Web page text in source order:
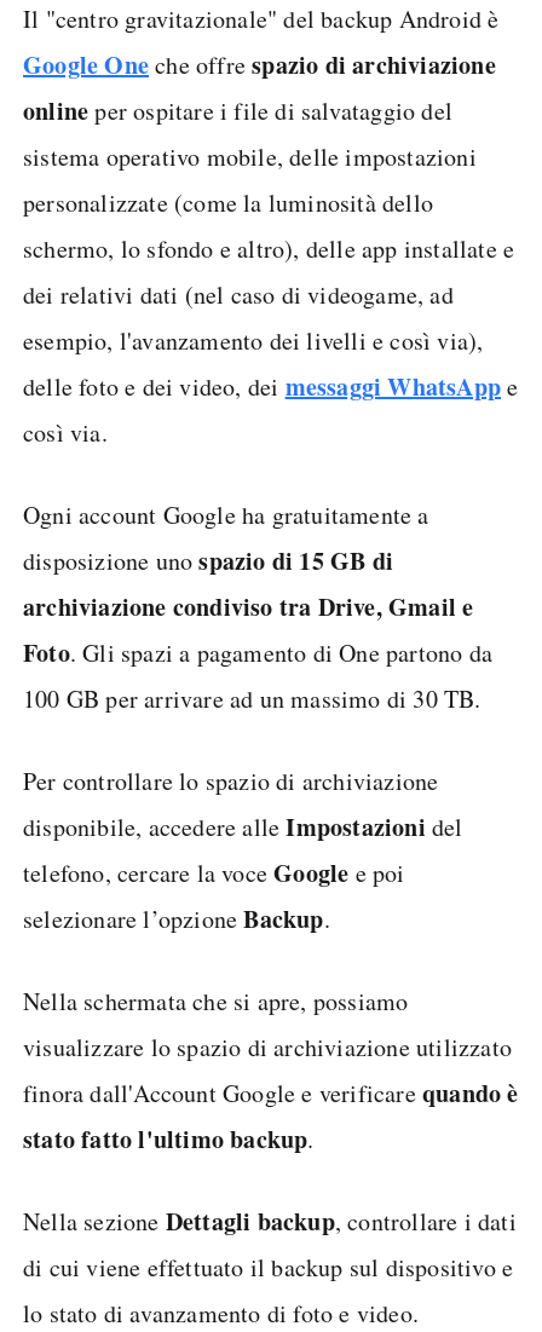
Il "centro gravitazionale" del backup Android è
Google Oneche offrespazio di archiviazione
onlineper ospitare i file di salvataggio del
sistema operativo mobile, delle impostazioni
personalizzate (come la luminosità dello
schermo, lo sfondo e altro), delle app installate e
dei relativi dati (nel caso di videogame, ad
esempio, l'avanzamento dei livelli e così via),
delle foto e dei video, dei messaggi WhatsAppe
così via.
Ogni account Google ha gratuitamente a
disposizione unospazio di 15 GB di
archiviazione condiviso tra Drive, Gmail e
Foto. Gli spazi a pagamento di One partono da
100 GB per arrivare ad un massimo di 30 TB.
Per controllare lo spazio di archiviazione
disponibile, accedere alleImpostazionidel
telefono, cercare la voceGoogle e poi
selezionare l’opzioneBackup.
Nella schermata che si apre, possiamo
visualizzare lo spazio di archiviazione utilizzato
finora dall'Account Google e verificarequando è
stato fatto l'ultimo backup.
Nella sezione Dettagli backup, controllare i dati
di cui viene effettuato il backup sul dispositivo e
lo stato di avanzamento di foto e video.